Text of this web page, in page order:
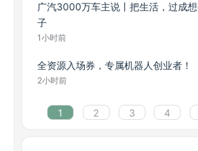
广汽3000万车主说丨把生活，过成
子
1小时前
全资源入场券，专属机器人创业者！
2小时前
1 2 3 4